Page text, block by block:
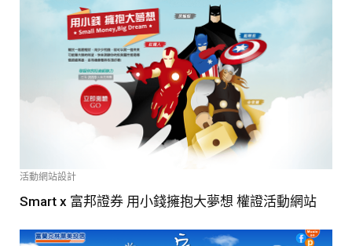
活動網站設計
Smart x 富邦證券 用小錢擁抱大夢想 權證活動網站